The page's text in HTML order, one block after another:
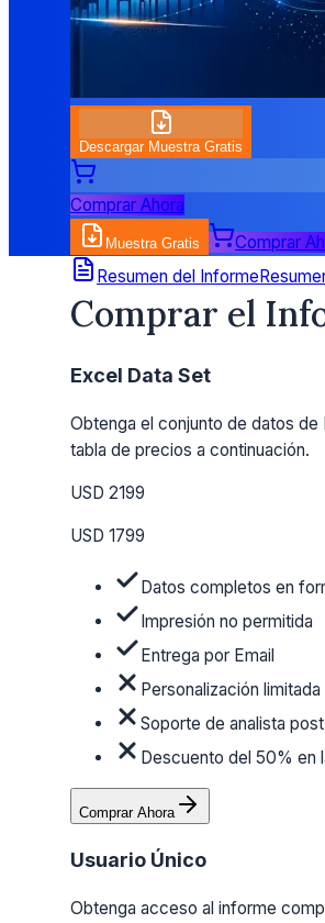
Descargar Muestra Gratis
Comprar Ahora
Muestra Gratis Comprar
Detalles de Precios
Resumen del Informe
Comprar el
Excel Data Set
Obtenga el conjunto de datos
tabla de precios a continuación.
USD 2199
USD 1799
Datos completos en
Impresión no permitida
Entrega por Email
Personalización
Soporte de analista
Descuento del 50% en
Comprar Ahora
Usuario Único
Obtenga acceso al informe